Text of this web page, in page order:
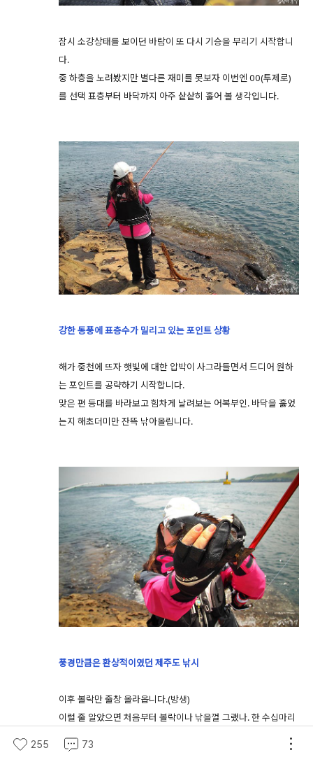
잠시 소강상태를 보이던 바람이 또 다시 기승을 부리기 시작합니
다.
중 하층을 노려봤지만 별다른 재미를 못보자 이번엔 00(투제로)
를 선택 표층부터 바닥까지 아주 샅샅히 훓어 볼 생각입니다.
강한 동풍에 표층수가 밀리고 있는 포인트 상황
해가 중천에 뜨자 햇빛에 대한 압박이 사그라들면서 드디어 원하
는 포인트를 공략하기 시작합니다.
맞은 편 등대를 바라보고 힘차게 날려보는 어복부인. 바닥을 훓었
는지 해초더미만 잔뜩 낚아올립니다.
풍경만큼은 환상적이였던 제주도 낚시
이후 볼락만 줄창 올라옵니다.(방생)
이럴 줄 알았으면 처음부터 볼락이나 낚을껄 그랬나. 한 수십마리
는 낚았을텐데 ^^;;
255
73